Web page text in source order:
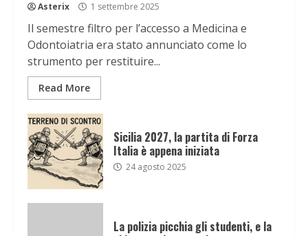
Asterix 1 settembre 2025
Il semestre filtro per l’accesso a Medicina e
Odontoiatria era stato annunciato come lo
strumento per restituire...
Read More
Sicilia 2027, la partita di Forza
Italia è appena iniziata
24 agosto 2025
La polizia picchia gli studenti, e la